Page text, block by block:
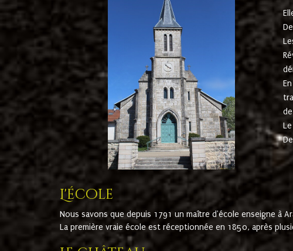
L'école
Nous savons que depuis 1791 un maître d'école enseigne à
La première vraie école est réceptionnée en 1850, après